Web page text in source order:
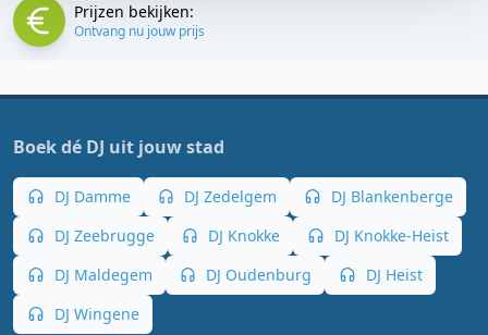
Prijzen bekijken:
Ontvang nu jouw prijs
Boek dé DJ uit jouw stad
DJ Damme DJ Zedelgem
DJ Blankenberge
DJ Zeebrugge
DJ Knokke
DJ Knokke-Heist
DJ Maldegem
DJ Oudenburg
DJ Heist
DJ Wingene